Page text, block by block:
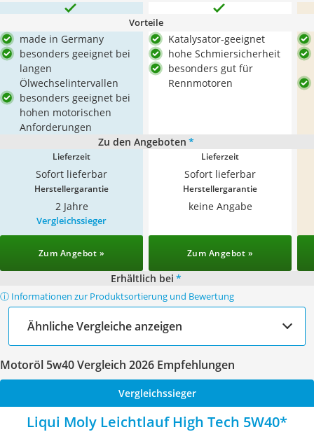
Vorteile
made in Germany
besonders geeignet bei
langen
Ölwechselintervallen
besonders geeignet bei
hohen motorischen
Anforderungen
Katalysator-geeignet
hohe Schmiersicherheit
besonders gut für
Rennmotoren
Zu den Angeboten *
Lieferzeit
Sofort lieferbar
Lieferzeit
Sofort lieferbar
Herstellergarantie
2 Jahre
Herstellergarantie
keine Angabe
Vergleichssieger
Zum Angebot » Zum Angebot »
Erhältlich bei *
ⓘ Informationen zur Produktsortierung und Bewertung
Ähnliche Vergleiche anzeigen
Motoröl 5w40 Vergleich 2026 Empfehlungen
Vergleichssieger
Liqui Moly Leichtlauf High Tech 5W40